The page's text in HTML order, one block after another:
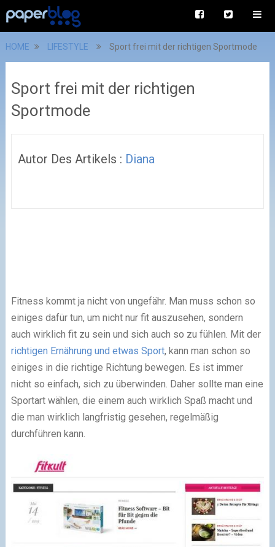
HOME LIFESTYLE Sport frei mit der richtigen Sportmode
Sport frei mit der richtigen
Sportmode
Autor Des Artikels : Diana
Fitness kommt ja nicht von ungefähr. Man muss schon so
einiges dafür tun, um nicht nur fit auszusehen, sondern
auch wirklich fit zu sein und sich auch so zu fühlen. Mit der
richtigen Ernährung und etwas Sport, kann man schon so
einiges in die richtige Richtung bewegen. Es ist immer
nicht so einfach, sich zu überwinden. Daher sollte man eine
Sportart wählen, die einem auch wirklich Spaß macht und
die man wirklich langfristig gesehen, regelmäßig
durchführen kann.